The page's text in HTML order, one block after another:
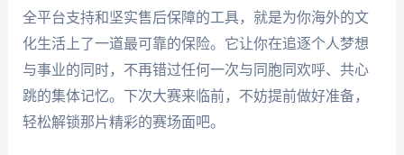
全平台支持和坚实售后保障的工具，就是为你海外的文
化生活上了一道最可靠的保险。它让你在追逐个人梦想
与事业的同时，不再错过任何一次与同胞同欢呼、共心
跳的集体记忆。下次大赛来临前，不妨提前做好准备，
轻松解锁那片精彩的赛场面吧。